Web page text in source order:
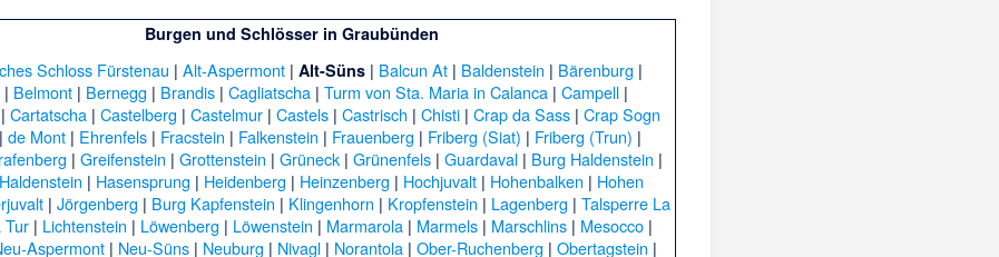
Burgen und Schlösser in Graubünden
Schloss Fürstenau | Alt-Aspermont| Alt-Süns| Balcun At| Baldenstein | Bärenburg |
| Belmont | Bernegg | Brandis |Cagliatscha |Turm von Sta. Maria in Calanca |Campell |
Cartatscha| Castelberg | Castelmur| Castels| Castrisch | Chisti| Crap da Sass| Crap Sogn
de Mont| Ehrenfels| Fracstein | Falkenstein | Frauenberg | Friberg (Siat) | Friberg (Trun) |
|Greifenstein |Grottenstein |Grüneck |Grünenfels |Guardaval | Burg Haldenstein |
| Hasensprung | Heidenberg | Heinzenberg | Hochjuvalt| Hohenbalken | Hohen
|Jörgenberg | Burg Kapfenstein | Klingenhorn | Kropfenstein | Lagenberg |Talsperre La
Tur| Lichtenstein | Löwenberg | Löwenstein | Marmarola| Marmels| Marschlins| Mesocco|
Aspermont | Neu-Süns | Neuburg | Nivagl | Norantola |Ober-Ruchenberg |Obertagstein |